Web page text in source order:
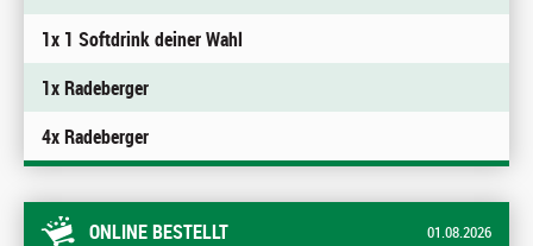
1x 1 Softdrink deiner Wahl
1x Radeberger
4x Radeberger
ONLINE BESTELLT 01.08.2026